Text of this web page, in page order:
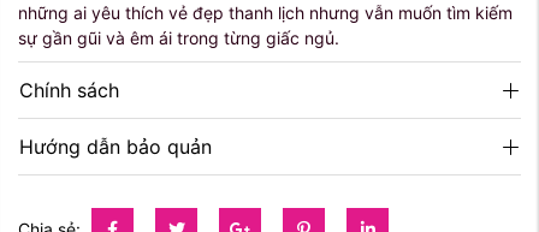
những ai yêu thích vẻ đẹp thanh lịch nhưng vẫn muốn tìm kiếm
sự gần gũi và êm ái trong từng giấc ngủ.
Chính sách
Hướng dẫn bảo quản